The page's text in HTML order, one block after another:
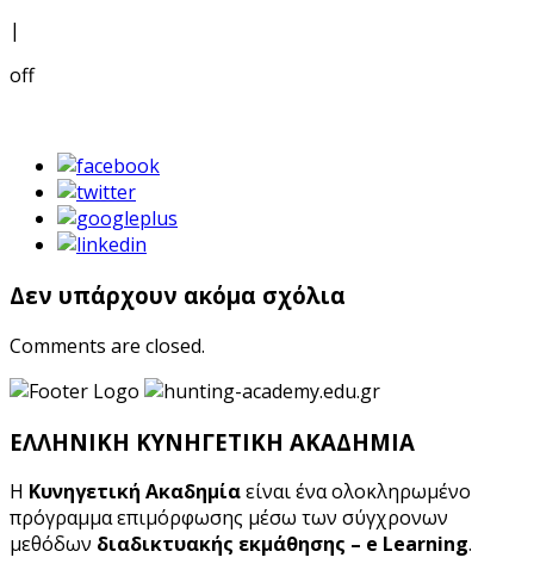
|
off
Δεν υπάρχουν ακόμα σχόλια
Comments are closed.
ΕΛΛΗΝΙΚΗ ΚΥΝΗΓΕΤΙΚΗ ΑΚΑΔΗΜΙΑ
Η Κυνηγετική Ακαδημίαείναι ένα ολοκληρωμένο
πρόγραμμα επιμόρφωσης μέσω των σύγχρονων
μεθόδων διαδικτυακής εκμάθησης – e Learning.